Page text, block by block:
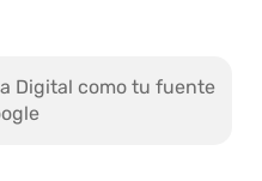
Digital como tu fuente